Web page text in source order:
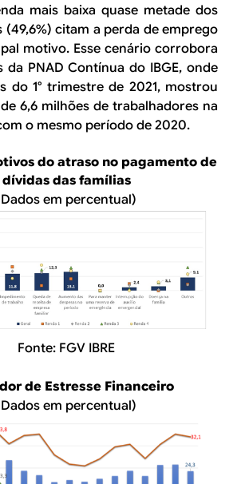
mais baixa quase metade dos
citam a perda de emprego
motivo. Esse cenário corrobora
da PNAD Contínua do IBGE, onde
do 1° trimestre de 2021, mostrou
6,6 milhões de trabalhadores na
o mesmo período de 2020.
do atraso no pagamento de
dívidas das famílias
em percentual)
Fonte: FGV IBRE
de Estresse Financeiro
em percentual)